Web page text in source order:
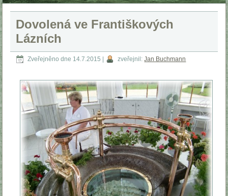
Dovolená ve Františkových
Lázních
Zveřejněno dne 14.7.2015 | zveřejnil: Jan Buchmann